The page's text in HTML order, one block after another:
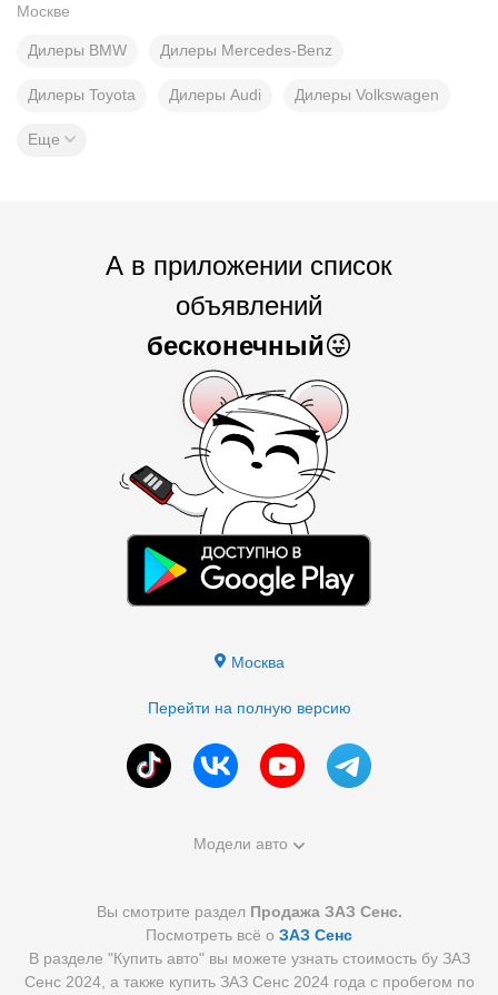
Москве
Дилеры BMW Дилеры Mercedes-Benz
Дилеры Toyota Дилеры Audi Дилеры Volkswagen
Еще
А в приложении список
объявлений
бесконечный😜
Москва
Перейти на полную версию
Модели авто
Вы смотрите раздел Продажа ЗАЗ Сенс.
Посмотреть всё о ЗАЗ Сенс
В разделе "Купить авто" вы можете узнать стоимость бу ЗАЗ
Сенс 2024, а также купить ЗАЗ Сенс 2024 года с пробегом по